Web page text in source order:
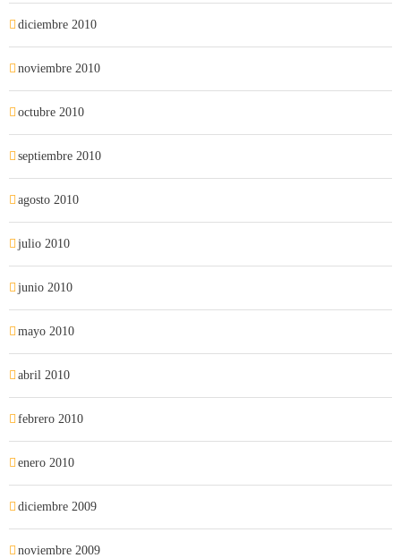
diciembre 2010
noviembre 2010
octubre 2010
septiembre 2010
agosto 2010
julio 2010
junio 2010
mayo 2010
abril 2010
febrero 2010
enero 2010
diciembre 2009
noviembre 2009